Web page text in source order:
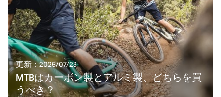
更新：2025/07/23
MTBはカーボン製とアルミ製、どちらを買
うべき？